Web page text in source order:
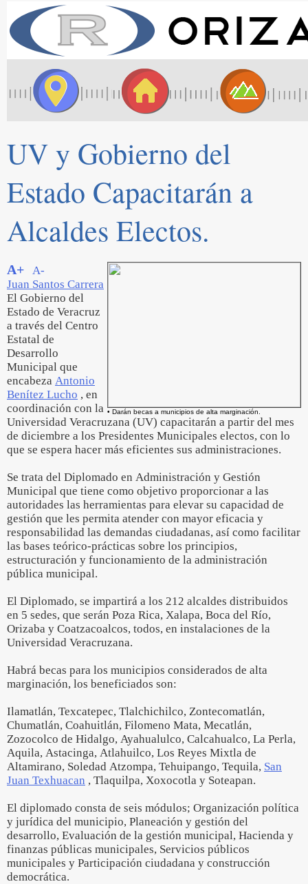
UV y Gobierno del
Estado Capacitarán a
Alcaldes Electos.
• Darán becas a municipios de alta marginación.
A+
A-
Juan Santos Carrera
El Gobierno del
Estado de Veracruz
a través del Centro
Estatal de
Desarrollo
Municipal que
encabeza Antonio
Benítez Lucho , en
coordinación con la
Universidad Veracruzana (UV) capacitarán a partir del mes
de diciembre a los Presidentes Municipales electos, con lo
que se espera hacer más eficientes sus administraciones.
Se trata del Diplomado en Administración y Gestión
Municipal que tiene como objetivo proporcionar a las
autoridades las herramientas para elevar su capacidad de
gestión que les permita atender con mayor eficacia y
responsabilidad las demandas ciudadanas, así como facilitar
las bases teórico-prácticas sobre los principios,
estructuración y funcionamiento de la administración
pública municipal.
El Diplomado, se impartirá a los 212 alcaldes distribuidos
en 5 sedes, que serán Poza Rica, Xalapa, Boca del Río,
Orizaba y Coatzacoalcos, todos, en instalaciones de la
Universidad Veracruzana.
Habrá becas para los municipios considerados de alta
marginación, los beneficiados son:
Ilamatlán, Texcatepec, Tlalchichilco, Zontecomatlán,
Chumatlán, Coahuitlán, Filomeno Mata, Mecatlán,
Zozocolco de Hidalgo, Ayahualulco, Calcahualco, La Perla,
Aquila, Astacinga, Atlahuilco, Los Reyes Mixtla de
Altamirano, Soledad Atzompa, Tehuipango, Tequila, San
Juan Texhuacan , Tlaquilpa, Xoxocotla y Soteapan.
El diplomado consta de seis módulos; Organización política
y jurídica del municipio, Planeación y gestión del
desarrollo, Evaluación de la gestión municipal, Hacienda y
finanzas públicas municipales, Servicios públicos
municipales y Participación ciudadana y construcción
democrática.